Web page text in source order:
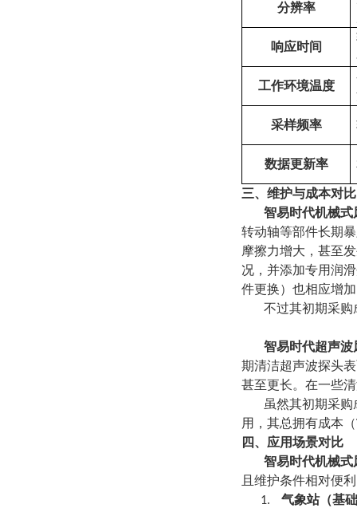
分辨率
响应时间
工作环境温度
采样频率
数据更新率
三、维护与成本对比
智易时代机械式
转动轴等部件长期
摩擦力增大，甚至
况，并添加专用润
件更换）也相应增
不过其初期采购
智易时代超声波
期清洁超声波探头
甚至更长。在一些
虽然其初期采
用，其总拥有成本
四、应用场景对比
智易时代机械式
且维护条件相对便
1. 气象站（基